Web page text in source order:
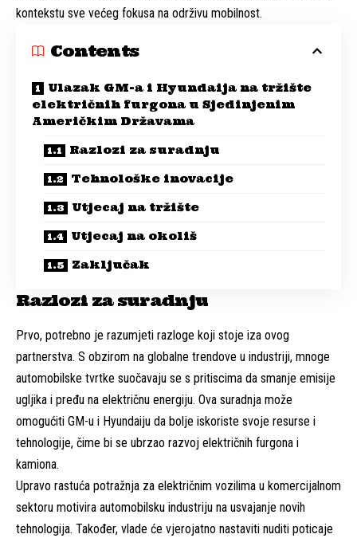
kontekstu sve većeg fokusa na održivu mobilnost.
Contents
Ulazak GM-a i Hyundaija na tržište
električnih furgona u Sjedinjenim
Američkim Državama
Razlozi za suradnju
Tehnološke inovacije
Utjecaj na tržište
Utjecaj na okoliš
Zaključak
Razlozi za suradnju
Prvo, potrebno je razumjeti razloge koji stoje iza ovog
partnerstva. S obzirom na globalne trendove u industriji, mnoge
automobilske tvrtke suočavaju se s pritiscima da smanje emisije
ugljika i pređu na električnu energiju. Ova suradnja može
omogućiti GM-u i Hyundaiju da bolje iskoriste svoje resurse i
tehnologije, čime bi se ubrzao razvoj električnih furgona i
kamiona.
Upravo rastuća potražnja za električnim vozilima u komercijalnom
sektoru motivira automobilsku industriju na usvajanje novih
tehnologija. Također, vlade će vjerojatno nastaviti nuditi poticaje